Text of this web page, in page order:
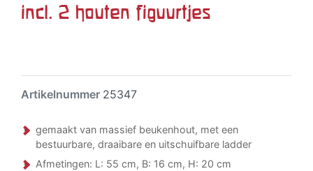
incl. 2 houten figuurtjes
Artikelnummer 25347
gemaakt van massief beukenhout, met een
bestuurbare, draaibare en uitschuifbare ladder
Afmetingen: L: 55 cm, B: 16 cm, H: 20 cm